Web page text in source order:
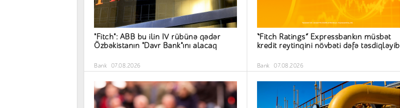
"Fitch": ABB bu ilin IV rübünə qədər
Özbəkistanın "Davr Bank"ını alacaq
Bank 07.08.2026
“Fitch Ratings” Expressbankın müsbət
kredit reytinqini növbəti dəfə təsdiqləyib
Bank 07.08.2026